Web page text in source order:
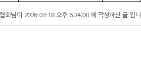
회님이 2026-03-18 오후 6:34:00 에 작성하신 글 입